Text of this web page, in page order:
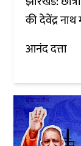
की देवेंद्र
आनंद दत्ता